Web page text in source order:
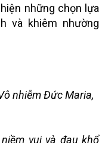
những chọn lựa
và khiêm nhường
nhiễm Đức Maria,
vui và đau khổ